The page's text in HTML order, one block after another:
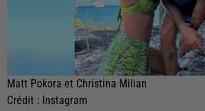
Matt Pokora et Christina Milian
Crédit : Instagram